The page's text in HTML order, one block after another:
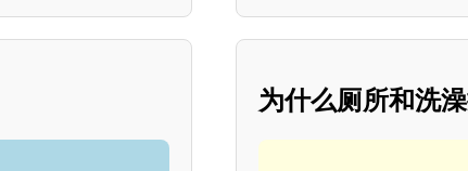
为什么厕所和洗